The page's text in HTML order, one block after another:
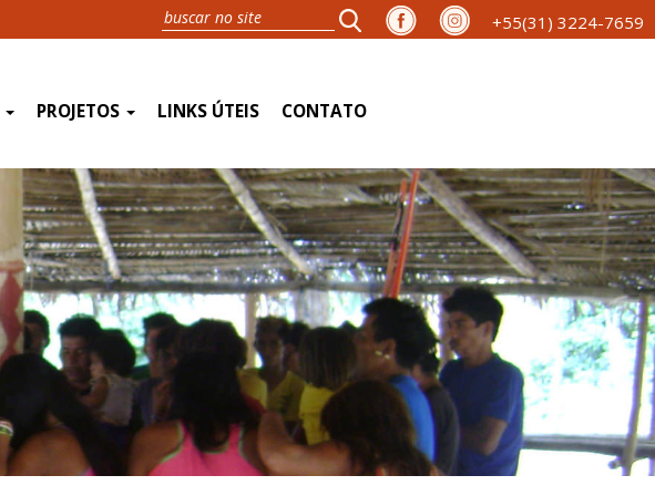
+55(31) 3224-7659
PROJETOS LINKS ÚTEIS CONTATO